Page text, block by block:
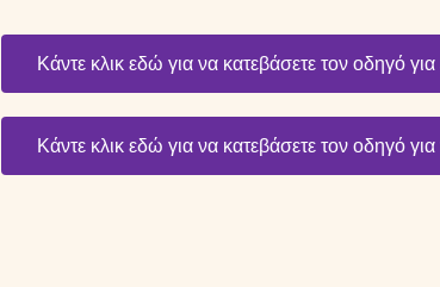
Κάντε κλικ εδώ για να κατεβάσετε τον οδηγό για
Κάντε κλικ εδώ για να κατεβάσετε τον οδηγό για